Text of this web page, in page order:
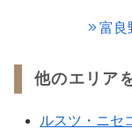
富良
他のエリア
ルスツ・ニセ